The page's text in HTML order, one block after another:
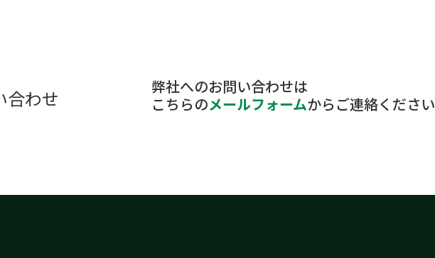
合わせ
弊社へのお問い合わせは
こちらのメールフォームからご連絡ください